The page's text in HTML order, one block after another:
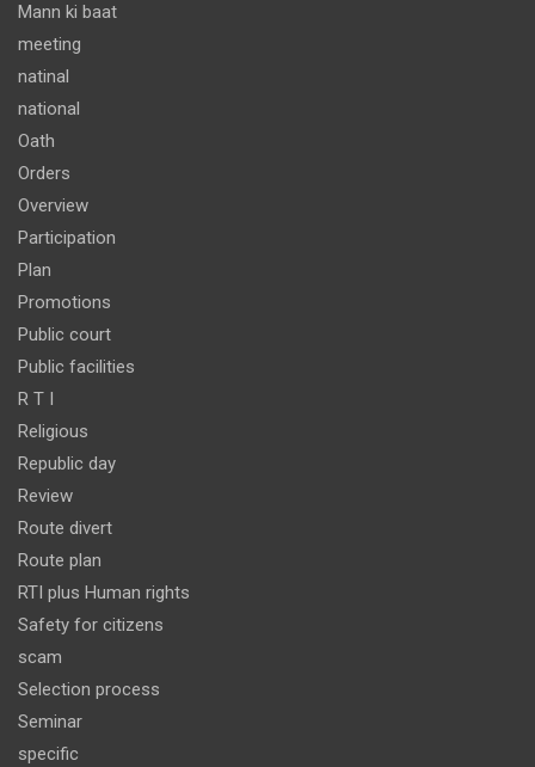
Mann ki baat
meeting
natinal
national
Oath
Orders
Overview
Participation
Plan
Promotions
Public court
Public facilities
R T I
Religious
Republic day
Review
Route divert
Route plan
RTI plus Human rights
Safety for citizens
scam
Selection process
Seminar
specific